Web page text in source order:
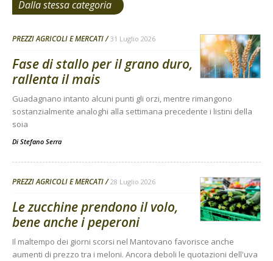
Dalla stessa categoria
PREZZI AGRICOLI E MERCATI 31 Luglio 2026
Fase di stallo per il grano duro,
rallenta il mais
Guadagnano intanto alcuni punti gli orzi, mentre rimangono
sostanzialmente analoghi alla settimana precedente i listini della
soia
Di Stefano Serra
PREZZI AGRICOLI E MERCATI 28 Luglio 2026
Le zucchine prendono il volo,
bene anche i peperoni
Il maltempo dei giorni scorsi nel Mantovano favorisce anche
aumenti di prezzo tra i meloni. Ancora deboli le quotazioni dell'uva